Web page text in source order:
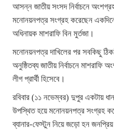
আসন্ন জাতীয় সংসদ নির্বাচনে
মনোনয়নপত্র সংগ্রহ করেছেন
অধিনায়ক মাশরাফি বিন মুর্তজা।
মনোনয়নপত্র দাখিলের পর সবকিছু
অনুষ্ঠিতব্য জাতীয় নির্বাচনে
লীগ প্রার্থী হিসেবে।
রবিবার (১১ নভেম্বর) দুপুর একটায়
উপস্থিত হয়ে মনোনয়নপত্র সংগ্রহ
ব্যানার-ফেস্টুন নিয়ে জড়ো হন জনপ্রিয়